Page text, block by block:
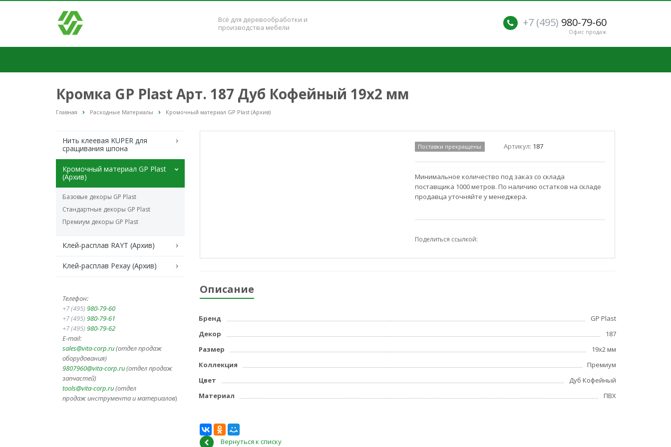
Всё для деревообработки и
производства мебели
+7 (495) 980-79-60
Офис продаж
Кромка GP Plast Арт. 187 Дуб Кофейный 19x2 мм
Главная Расходные Материалы Кромочный материал GP Plast (Архив)
Нить клеевая KUPER для
сращивания шпона
Кромочный материал GP Plast
(Архив)
Базовые декоры GP Plast
Стандартные декоры GP Plast
Премиум декоры GP Plast
Клей-расплав RAYT (Архив)
Клей-расплав Рехау (Архив)
Телефон:
+7 (495) 980-79-60
+7 (495) 980-79-61
+7 (495) 980-79-62
E-mail:
sales@vita-corp.ru(отдел продаж
оборудования)
9807960@vita-corp.ru(отдел продаж
запчастей)
tools@vita-corp.ru(отдел
продаж инструмента иматериалов)
Поставки прекращены Артикул: 187
Минимальное количество под заказ со склада
поставщика 1000 метров. По наличию остатков на складе
продавца уточняйте у менеджера.
Поделиться ссылкой:
Описание
Бренд
GP Plast
Декор
187
Размер
19x2 мм
Коллекция
Премиум
Цвет
Дуб Кофейный
Материал
ПВХ
Вернуться к списку